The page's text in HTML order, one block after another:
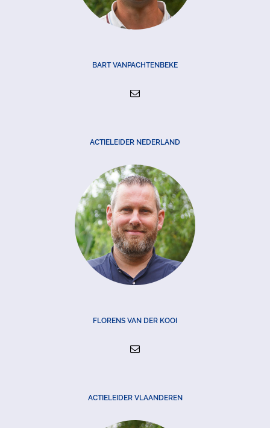
BART VANPACHTENBEKE
ACTIELEIDER NEDERLAND
FLORENS VAN DER KOOI
ACTIELEIDER VLAANDEREN